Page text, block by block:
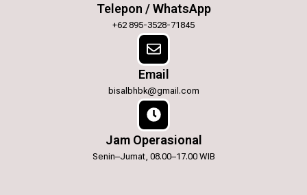
Telepon / WhatsApp
+62 895-3528-71845
Email
bisalbhbk@gmail.com
Jam Operasional
Senin–Jumat, 08.00–17.00 WIB